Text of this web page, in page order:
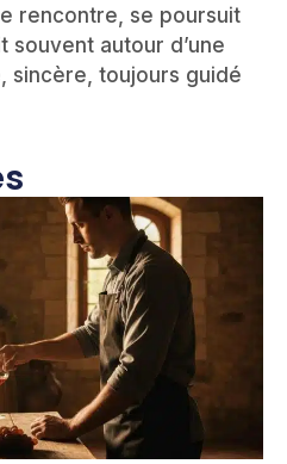
rencontre, se poursuit
souvent autour d’une
sincère, toujours guidé